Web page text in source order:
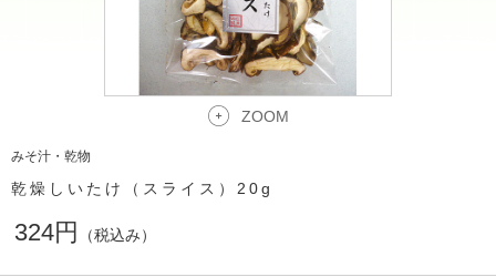
ZOOM
みそ汁・乾物
乾燥しいたけ（スライス）20g
324円 （税込み）